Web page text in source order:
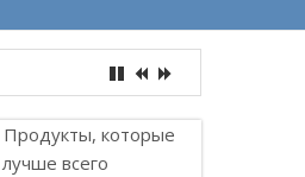
Продукты, которые
лучше всего